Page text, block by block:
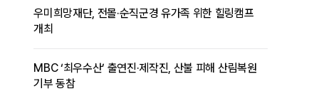
우미희망재단, 전몰·순직군경 유가족 위한 힐링캠프
개최
MBC ‘최우수산’ 출연진·제작진, 산불 피해 산림복원
기부 동참